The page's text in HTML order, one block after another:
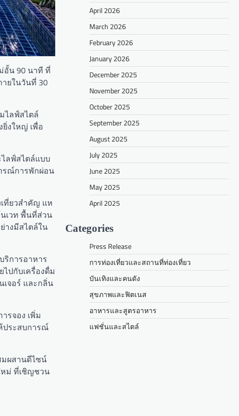
อั้น 90 นาที ที่
ยในวันที่ 30
ไลฟ์สไตล์
งใหญ่ เพื่อ
ลฟ์สไตล์แบบ
รณ์การพักผ่อน
ที่ยวสำคัญ แห
เวท พื้นที่ส่วน
างมีสไตล์ใน
ริการอาหาร
ปกับเครื่องดื่ม
เจอร์ และกลิ่น
รจอง เพิ่ม
ประสบการณ์
มผสานดีไซน์
หม่ ที่เชิญชวน
April 2026
March 2026
February 2026
January 2026
December 2025
November 2025
October 2025
September 2025
August 2025
July 2025
June 2025
May 2025
April 2025
Categories
Press Release
การท่องเที่ยวและสถานที่ท่องเที่ยว
บันเทิงและคนดัง
สุขภาพและฟิตเนส
อาหารและสูตรอาหาร
แฟชั่นและสไตล์